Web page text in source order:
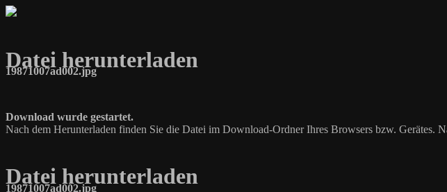
Datei herunterladen
19871007ad002.jpg
Download wurde gestartet.
Nach dem Herunterladen finden Sie die Datei im Download-Ordner Ihres Browsers bzw. Gerätes.
Datei herunterladen
19871007ad002.jpg